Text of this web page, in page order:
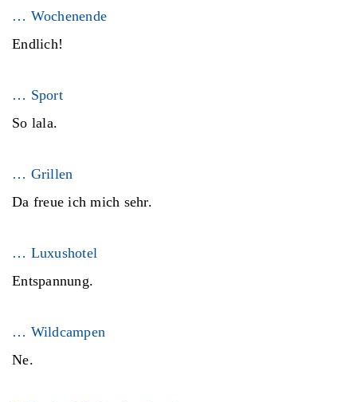
… Wochenende
Endlich!
… Sport
So lala.
… Grillen
Da freue ich mich sehr.
… Luxushotel
Entspannung.
… Wildcampen
Ne.